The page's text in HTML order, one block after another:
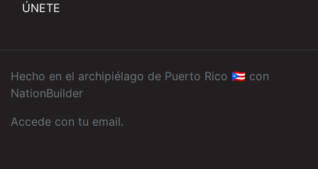
ÚNETE
Hecho en el archipiélago de Puerto Rico 🇵🇷 con
NationBuilder
Accede con tu email.